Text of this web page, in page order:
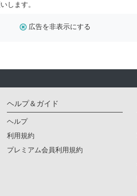
します。
広告を非表示にする
ヘルプ＆ガイド
ヘルプ
利用規約
プレミアム会員利用規約